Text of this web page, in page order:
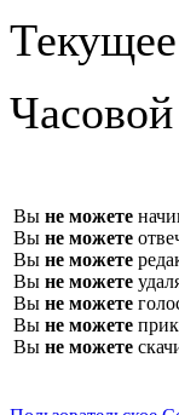
Вы не можете
Вы не можете
Вы не можете
Вы не можете
Вы не можете
Вы не можете
Вы не можете